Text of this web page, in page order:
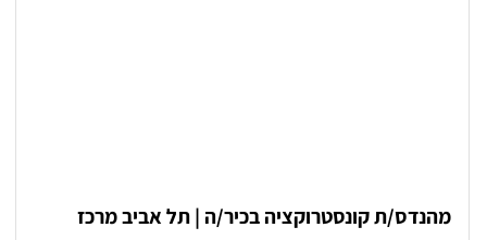
מהנדס/ת קונסטרוקציה בכיר/ה | תל אביב מרכז